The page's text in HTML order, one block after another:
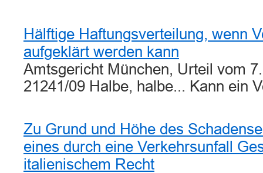
Hälftige Haftungsverteilung, wenn
aufgeklärt werden kann
Amtsgericht München, Urteil vom
21241/09 Halbe, halbe... Kann ein
Zu Grund und Höhe des
eines durch eine Verkehrsunfall
italienischem Recht